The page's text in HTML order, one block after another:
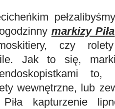
markizy Piła
czy
Jak to się,
wewnętrzne, lub
kapturzenie